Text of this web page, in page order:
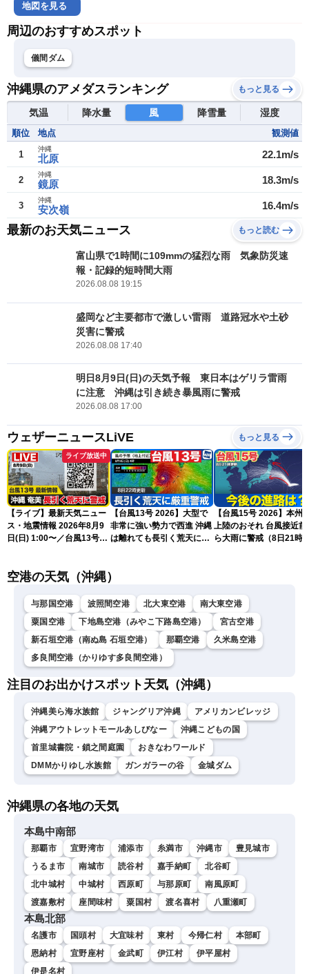
地図を見る
周辺のおすすめスポット
儀間ダム
沖縄県のアメダスランキング もっと見る
気温 降水量 風 降雪量 湿度
順位 地点 観測値
1 北原
沖縄 22.1m/s
2 鏡原
沖縄 18.3m/s
3 安次嶺
沖縄 16.4m/s
最新のお天気ニュース もっと読む
富山県で1時間に109mmの猛烈な雨 気象防災速
報・記録的短時間大雨
2026.08.08 19:15
盛岡など主要都市で激しい雷雨 道路冠水や土砂
災害に警戒
2026.08.08 17:40
明日8月9日(日)の天気予報 東日本はゲリラ雷雨
に注意 沖縄は引き続き暴風雨に警戒
2026.08.08 17:00
ウェザーニュースLiVE もっと見る
ライブ放送中
【ライブ】最新天気ニュー
ス・地震情報 2026年8月9
日(日) 1:00〜／台風13号・
LiVE〉
【台風13号 2026】大型で
非常に強い勢力で西進 沖縄
は離れても長引く荒天に厳
【台風15号 2026】本州
上陸のおそれ 台風接近前
ら大雨に警戒（8日21時
空港の天気（沖縄）
与那国空港 波照間空港 北大東空港
南大東空港
粟国空港
下地島空港（みやこ下路島空港）
宮古空港
新石垣空港（南ぬ島 石垣空港）
那覇空港
久米島空港
多良間空港（かりゆす多良間空港）
注目のお出かけスポット天気（沖縄）
沖縄美ら海水族館 ジャングリア沖縄
アメリカンビレッジ
沖縄アウトレットモールあしびなー
沖縄こどもの国
首里城書院・鎖之間庭園
おきなわワールド
DMMかりゆし水族館
ガンガラーの谷 金城ダム
沖縄県の各地の天気
本島中南部
那覇市 宜野湾市 浦添市 糸満市 沖縄市
豊見城市
うるま市
南城市 読谷村 嘉手納町
北谷町
北中城村
中城村 西原町 与那原町
南風原町
渡嘉敷村
座間味村 粟国村 渡名喜村 八重瀬町
本島北部
名護市 国頭村 大宜味村 東村 今帰仁村
本部町
恩納村
宜野座村 金武町 伊江村
伊平屋村
伊是名村